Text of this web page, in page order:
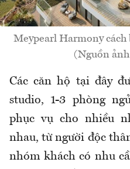
Meypearl Harmony cách
(Nguồn
Các căn hộ tại đây
studio, 1-3 phòng
phục vụ cho nhiều
nhau, từ người độc
nhóm khách có nhu